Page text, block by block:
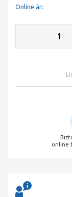
Online ár:
online